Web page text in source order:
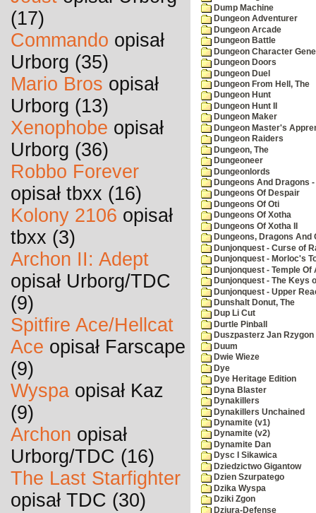
(17)
Commando opisał
Urborg (35)
Mario Bros opisał
Urborg (13)
Xenophobe opisał
Urborg (36)
Robbo Forever
opisał tbxx (16)
Kolony 2106 opisał
tbxx (3)
Archon II: Adept
opisał Urborg/TDC
(9)
Spitfire Ace/Hellcat
Ace opisał Farscape
(9)
Wyspa opisał Kaz
(9)
Archon opisał
Urborg/TDC (16)
The Last Starfighter
opisał TDC (30)
Dump Machine
Dungeon Adventurer
Dungeon Arcade
Dungeon Battle
Dungeon Character
Dungeon Doors
Dungeon Duel
Dungeon From Hell, The
Dungeon Hunt
Dungeon Hunt II
Dungeon Maker
Dungeon Master's
Dungeon Raiders
Dungeon, The
Dungeoneer
Dungeonlords
Dungeons And Dragons
Dungeons Of Despair
Dungeons Of Oti
Dungeons Of Xotha
Dungeons Of Xotha II
Dungeons, Dragons And
Dunjonquest - Curse of
Dunjonquest - Morloc's
Dunjonquest - Temple Of
Dunjonquest - The Keys
Dunjonquest - Upper
Dunshalt Donut, The
Dup Li Cut
Durtle Pinball
Duszpasterz Jan Rzygon
Duum
Dwie Wieze
Dye
Dye Heritage Edition
Dyna Blaster
Dynakillers
Dynakillers Unchained
Dynamite (v1)
Dynamite (v2)
Dynamite Dan
Dysc I Sikawica
Dziedzictwo Gigantow
Dzien Szurpatego
Dzika Wyspa
Dziki Zgon
Dziura-Defense